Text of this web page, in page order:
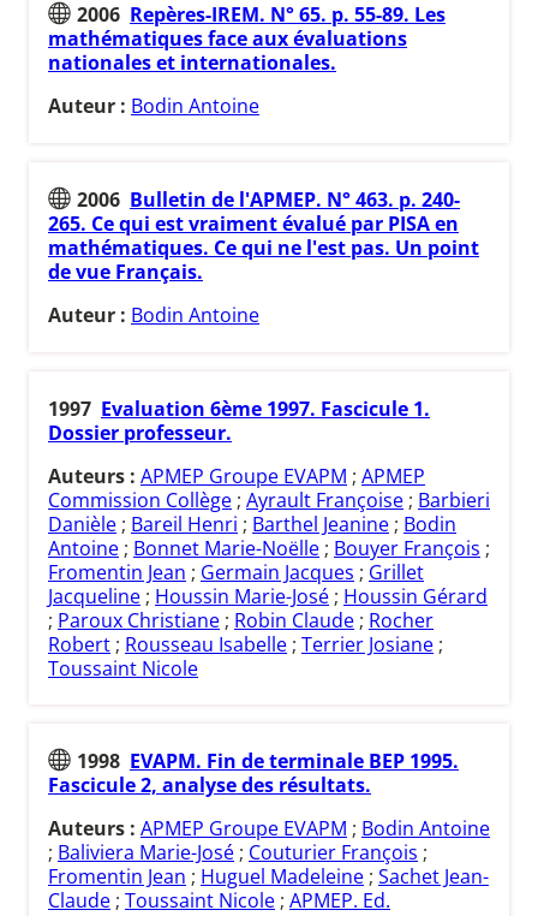
2006 Repères-IREM. N° 65. p. 55-89. Les
mathématiques face aux évaluations
nationales et internationales.
Auteur : Bodin Antoine
2006 Bulletin de l'APMEP. N° 463. p. 240-
265. Ce qui est vraiment évalué par PISA en
mathématiques. Ce qui ne l'est pas. Un point
de vue Français.
Auteur : Bodin Antoine
1997 Evaluation 6ème 1997. Fascicule 1.
Dossier professeur.
Auteurs : APMEP Groupe EVAPM ; APMEP
Commission Collège ; Ayrault Françoise ; Barbieri
Danièle ; Bareil Henri ; Barthel Jeanine ; Bodin
Antoine ; Bonnet Marie-Noëlle ; Bouyer François ;
Fromentin Jean ; Germain Jacques ; Grillet
Jacqueline ; Houssin Marie-José ; Houssin Gérard
; Paroux Christiane ; Robin Claude ; Rocher
Robert ; Rousseau Isabelle ; Terrier Josiane ;
Toussaint Nicole
1998 EVAPM. Fin de terminale BEP 1995.
Fascicule 2, analyse des résultats.
Auteurs : APMEP Groupe EVAPM ; Bodin Antoine
; Baliviera Marie-José ; Couturier François ;
Fromentin Jean ; Huguel Madeleine ; Sachet Jean-
Claude ; Toussaint Nicole ; APMEP. Ed.